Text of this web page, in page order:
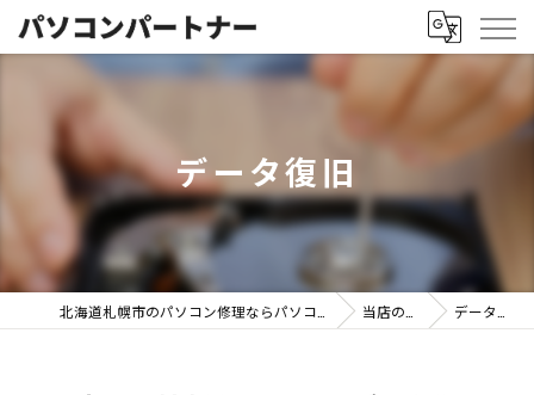
データ復旧
当店の特徴 データ復旧